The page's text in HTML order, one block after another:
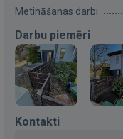
Metināšanas darbi
Darbu piemēri
Kontakti